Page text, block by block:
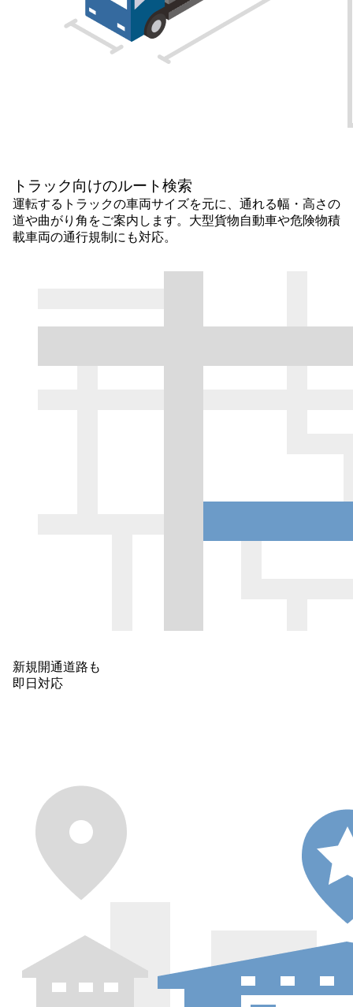
トラック向けのルート検索
運転するトラックの車両サイズを元に、通れる幅・高さの
道や曲がり角をご案内します。大型貨物自動車や危険物積
載車両の通行規制にも対応。
新規開通道路も
即日対応